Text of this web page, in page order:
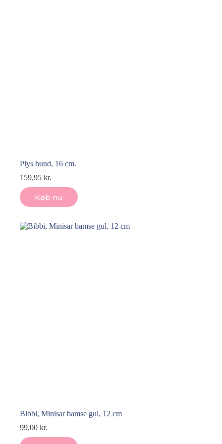
Plys hund, 16 cm.
159,95 kr.
Køb nu
Bibbi, Minisar bamse gul, 12 cm
99,00 kr.